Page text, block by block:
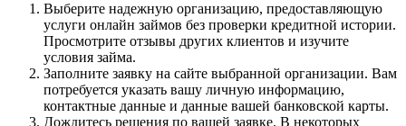
Выберите надежную организацию, предоставляющую
услуги онлайн займов без проверки кредитной истории.
Просмотрите отзывы других клиентов и изучите
условия займа.
Заполните заявку на сайте выбранной организации. Вам
потребуется указать вашу личную информацию,
контактные данные и данные вашей банковской карты.
Дождитесь решения по вашей заявке. В некоторых